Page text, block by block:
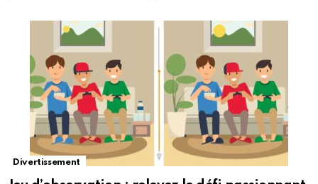
Divertissement